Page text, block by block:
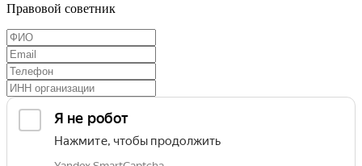
Правовой советник